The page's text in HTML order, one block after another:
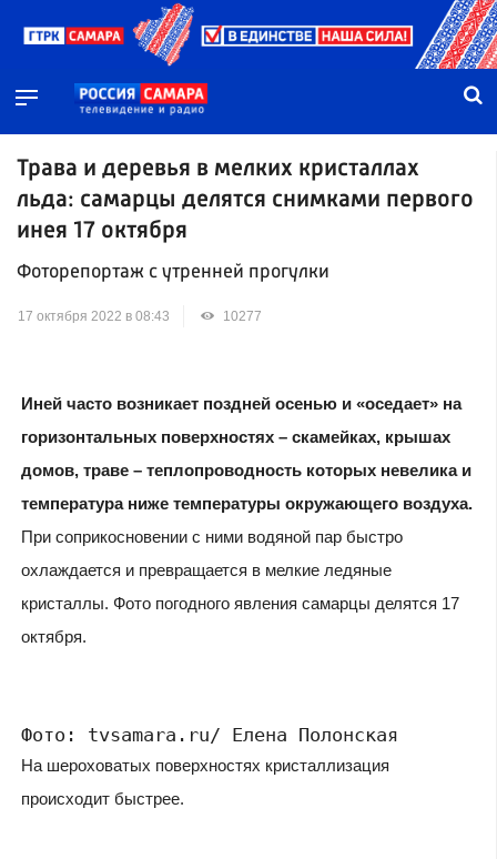
Трава и деревья в мелких кристаллах
льда: самарцы делятся снимками первого
инея 17 октября
Фоторепортаж с утренней прогулки
17 октября 2022 в 08:43 10277
Иней часто возникает поздней осенью и «оседает» на
горизонтальных поверхностях – скамейках, крышах
домов, траве – теплопроводность которых невелика и
температура ниже температуры окружающего воздуха.
При соприкосновении с ними водяной пар быстро
охлаждается и превращается в мелкие ледяные
кристаллы. Фото погодного явления самарцы делятся 17
октября.
Фото: tvsamara.ru/ Елена Полонская
На шероховатых поверхностях кристаллизация
происходит быстрее.